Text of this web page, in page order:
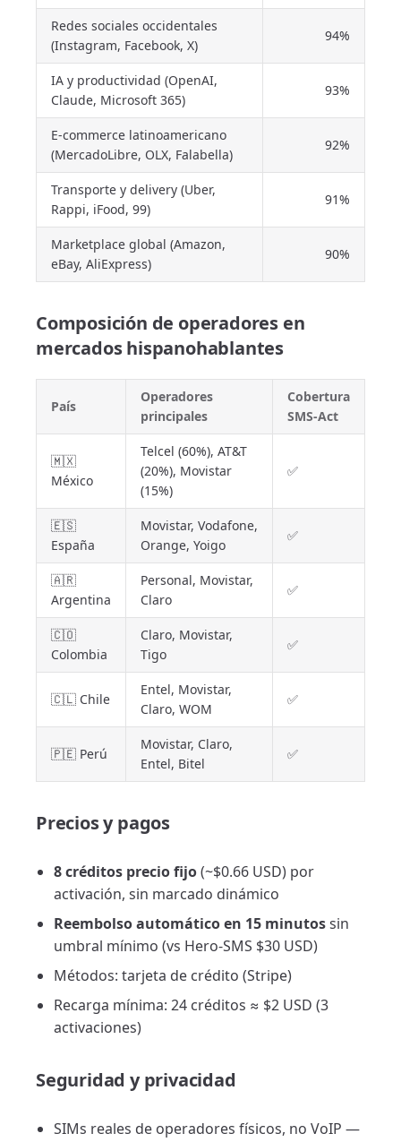
Redes sociales occidentales
(Instagram, Facebook, X)
94%
IA y productividad (OpenAI,
Claude, Microsoft 365)
93%
E-commerce latinoamericano
(MercadoLibre, OLX, Falabella)
92%
Transporte y delivery (Uber,
Rappi, iFood, 99)
91%
Marketplace global (Amazon,
eBay, AliExpress)
90%
Composición de operadores en
mercados hispanohablantes
País
Operadores
principales
Cobertura
SMS-Act
🇲🇽
México
Telcel (60%), AT&T
(20%), Movistar
(15%)
✅
🇪🇸
España
Movistar, Vodafone,
Orange, Yoigo
✅
🇦🇷
Argentina
Personal, Movistar,
Claro
✅
🇨🇴
Colombia
Claro, Movistar,
Tigo
✅
🇨🇱 Chile
Entel, Movistar,
Claro, WOM
✅
🇵🇪 Perú
Movistar, Claro,
Entel, Bitel
✅
Precios y pagos
8 créditos precio fijo(~$0.66 USD) por
activación, sin marcado dinámico
Reembolso automático en 15 minutossin
umbral mínimo (vs Hero-SMS $30 USD)
Métodos: tarjeta de crédito (Stripe)
Recarga mínima: 24 créditos ≈ $2 USD (3
activaciones)
Seguridad y privacidad
SIMs reales de operadores físicos, no VoIP —